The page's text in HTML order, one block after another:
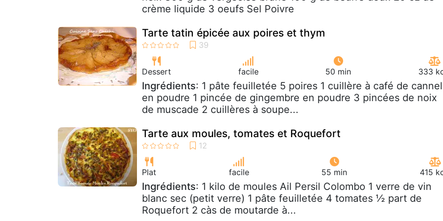
crème liquide 3 oeufs Sel Poivre
Tarte tatin épicée aux poires et thym
Dessert facile 50 min 333
Ingrédients: 1 pâte feuilletée 5 poires 1 cuillère à café de
en poudre 1 pincée de gingembre en poudre 3 pincées de noix
de muscade 2 cuillères à soupe...
Tarte aux moules, tomates et Roquefort
Plat facile 55 min 415
Ingrédients: 1 kilo de moules Ail Persil Colombo 1 verre de vin
blanc sec (petit verre) 1 pâte feuilletée 4 tomates ½ part de
Roquefort 2 càs de moutarde à...